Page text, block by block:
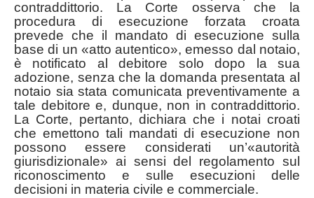
contraddittorio. La Corte osserva che la
procedura di esecuzione forzata croata
prevede che il mandato di esecuzione sulla
base di un «atto autentico», emesso dal notaio,
è notificato al debitore solo dopo la sua
adozione, senza che la domanda presentata al
notaio sia stata comunicata preventivamente a
tale debitore e, dunque, non in contraddittorio.
La Corte, pertanto, dichiara che i notai croati
che emettono tali mandati di esecuzione non
possono essere considerati un’«autorità
giurisdizionale» ai sensi del regolamento sul
riconoscimento e sulle esecuzioni delle
decisioni in materia civile e commerciale.